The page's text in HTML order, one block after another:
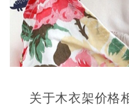
关于木衣架价格